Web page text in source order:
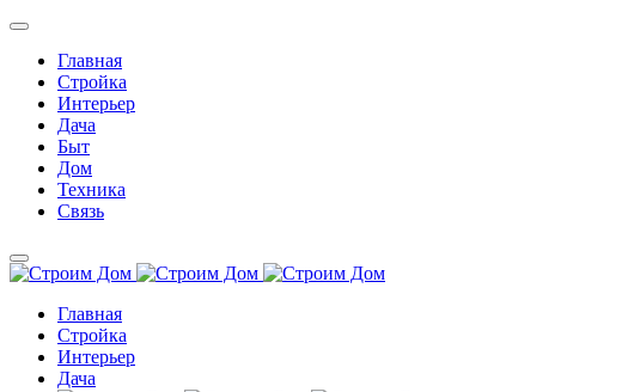
Главная
Стройка
Интерьер
Дача
Быт
Дом
Техника
Связь
Главная
Стройка
Интерьер
Дача